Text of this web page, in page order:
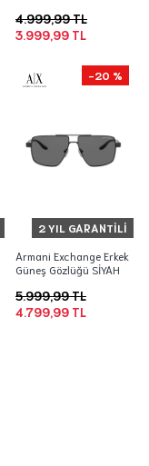
3.999,99 TL
4.999,99 TL
2 YIL GARANTILI
-20 %
Armani Exchange Erkek
Güneş Gözlüğü SİYAH
4.799,99 TL
5.999,99 TL